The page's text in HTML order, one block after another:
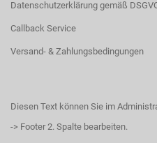
Datenschutzerklärung gemäß
Callback Service
Versand- & Zahlungsbedingungen
Diesen Text können Sie im
-> Footer 2. Spalte bearbeiten.